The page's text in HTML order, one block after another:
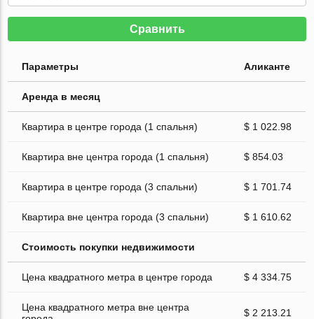
Сравнить
Параметры Аликанте
Аренда в месяц
Квартира в центре города (1 спальня) $ 1 022.98
Квартира вне центра города (1 спальня) $ 854.03
Квартира в центре города (3 спальни) $ 1 701.74
Квартира вне центра города (3 спальни) $ 1 610.62
Стоимость покупки недвижимости
Цена квадратного метра в центре города $ 4 334.75
Цена квадратного метра вне центра
$ 2 213.21